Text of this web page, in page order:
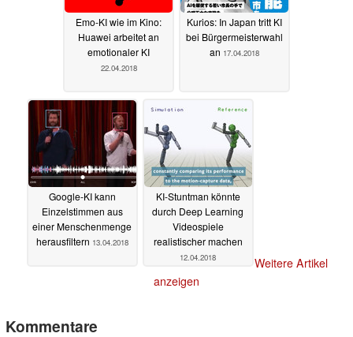
Emo-KI wie im Kino:
Huawei arbeitet an
emotionaler KI
22.04.2018
Kurios: In Japan tritt KI
bei Bürgermeisterwahl
an 17.04.2018
Google-KI kann
Einzelstimmen aus
einer Menschenmenge
herausfiltern 13.04.2018
KI-Stuntman könnte
durch Deep Learning
Videospiele
realistischer machen
12.04.2018
Weitere Artikel
anzeigen
Kommentare